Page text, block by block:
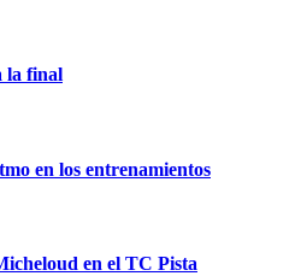
la final
en los entrenamientos
en el TC Pista